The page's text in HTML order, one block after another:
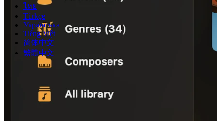
ไทย
Türkçe
Українська
Tiếng Việt
简体中文
繁體中文